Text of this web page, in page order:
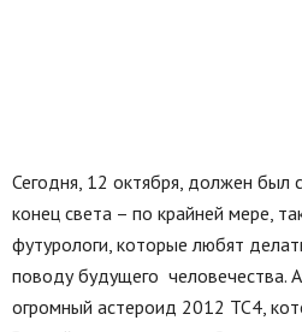
Сегодня, 12 октября, должен был
конец света – по крайней мере,
футурологи, которые любят
поводу будущего человечества.
огромный астероид 2012 ТС4,